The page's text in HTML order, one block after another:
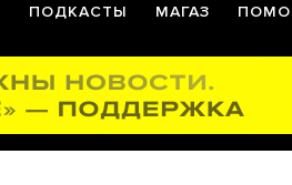
ПОДКАСТЫ МАГАЗ